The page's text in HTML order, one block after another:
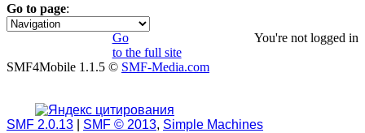
Go to page:
1
You're not logged in
Go
to the full site
SMF4Mobile 1.1.5 © SMF-Media.com
SMF 2.0.13 SMF © 2013, Simple Machines